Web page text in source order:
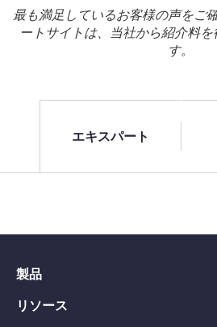
最も満足しているお客様の声をご
ートサイトは、当社から紹介料
す。
エキスパート
製品
PC向けVPN
リソース